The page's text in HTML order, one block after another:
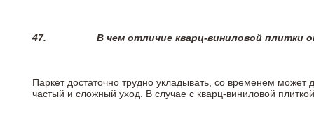
47. В чем отличие кварц-виниловой плитки
Паркет достаточно трудно укладывать, со временем
частый и сложный уход. В случае с кварц-виниловой